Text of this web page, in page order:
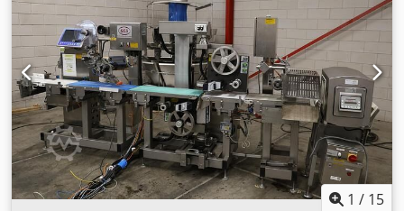
1 / 15